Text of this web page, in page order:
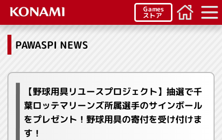
Games
ストア
PAWASPI NEWS
【野球用具リユースプロジェクト】抽選で千
葉ロッテマリーンズ所属選手のサインボール
をプレゼント！野球用具の寄付を受け付けま
す！